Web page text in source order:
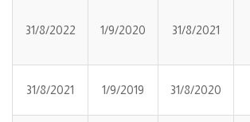
31/8/2021
1/9/2020
31/8/2022
31/8/2020
1/9/2019
31/8/2021